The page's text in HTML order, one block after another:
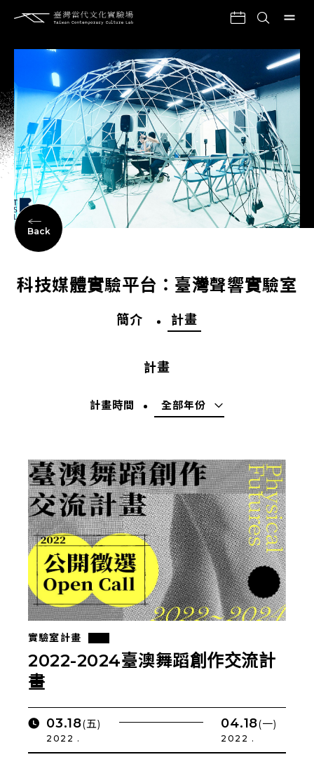
科技媒體實驗平台：臺灣聲響實驗室
Back
簡介 計畫
計畫
計畫時間 全部年份
實驗室計畫
2022-2024臺澳舞蹈創作交流計
畫
03.18(五)
2022 .
04.18(一)
2022 .